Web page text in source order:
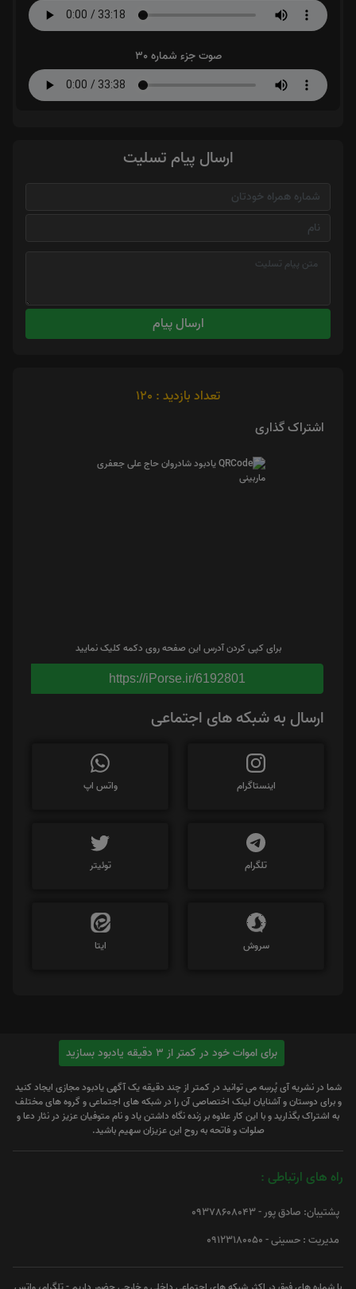
صوت جزء شماره 30
ارسال پیام تسلیت
ارسال پیام
تعداد بازدید : 120
اشتراک گذاری
برای کپی کردن آدرس این صفحه روی دکمه کلیک نمایید
https://iPorse.ir/6192801
ارسال به شبکه های اجتماعی
اینستاگرام واتس اپ
تلگرام توئیتر
سروش ایتا
برای اموات خود در کمتر از 3 دقیقه یادبود بسازید
شما در نشریه آی پُرسِه می توانید در کمتر از چند دقیقه یک آگهی یادبود مجازی ایجاد کنید
و برای دوستان و آشنایان لینک اختصاصی آن را در شبکه های اجتماعی و گروه های مختلف
به اشتراک بگذارید و با این کار علاوه بر زنده نگاه داشتن یاد و نام متوفیان عزیز در نثار دعا و
صلوات و فاتحه به روح این عزیزان سهیم باشید.
راه های ارتباطی :
پشتیبان: صادق پور - 09378608043
مدیریت : حسینی - 09123180050